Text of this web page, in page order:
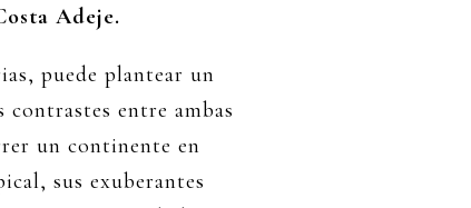
Adeje.
puede plantear un
entre ambas
un continente en
sus exuberantes